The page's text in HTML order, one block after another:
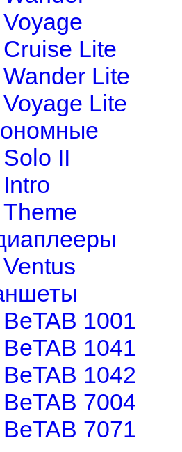
Voyage
Cruise Lite
Wander Lite
Voyage Lite
Solo II
Intro
Theme
Ventus
BeTAB 1001
BeTAB 1041
BeTAB 1042
BeTAB 7004
BeTAB 7071